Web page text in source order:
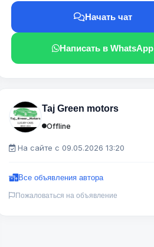
Начать чат
Написать в WhatsApp
Taj Green motors
Offline
На сайте с 09.05.2026 13:20
Все объявления автора
Пожаловаться на объявление